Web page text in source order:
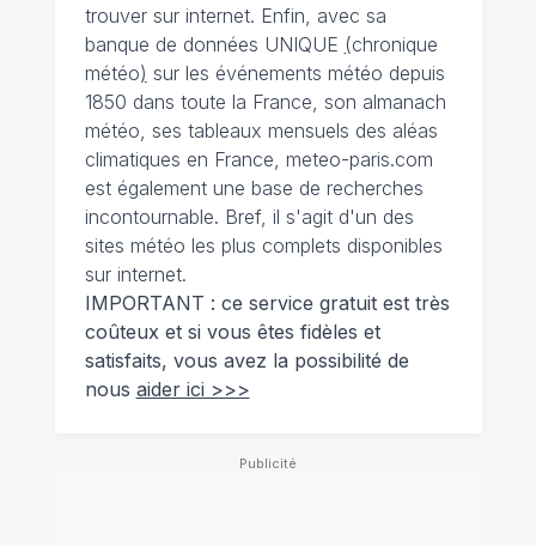
trouver sur internet. Enfin, avec sa
banque de données UNIQUE (chronique
météo) sur les événements météo depuis
1850 dans toute la France, son almanach
météo, ses tableaux mensuels des aléas
climatiques en France, meteo-paris.com
est également une base de recherches
incontournable. Bref, il s'agit d'un des
sites météo les plus complets disponibles
sur internet.
IMPORTANT : ce service gratuit est très
coûteux et si vous êtes fidèles et
satisfaits, vous avez la possibilité de
nous aider ici >>>